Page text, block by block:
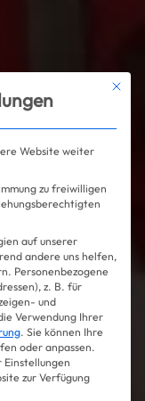
Mit
Website weiter
zu freiwilligen
auf unserer
andere uns helfen,
Personenbezogene
z. B. für
und
Verwendung Ihrer
. Sie können Ihre
oder anpassen.
Einstellungen
zur Verfügung